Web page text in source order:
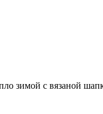
зимой с вязаной